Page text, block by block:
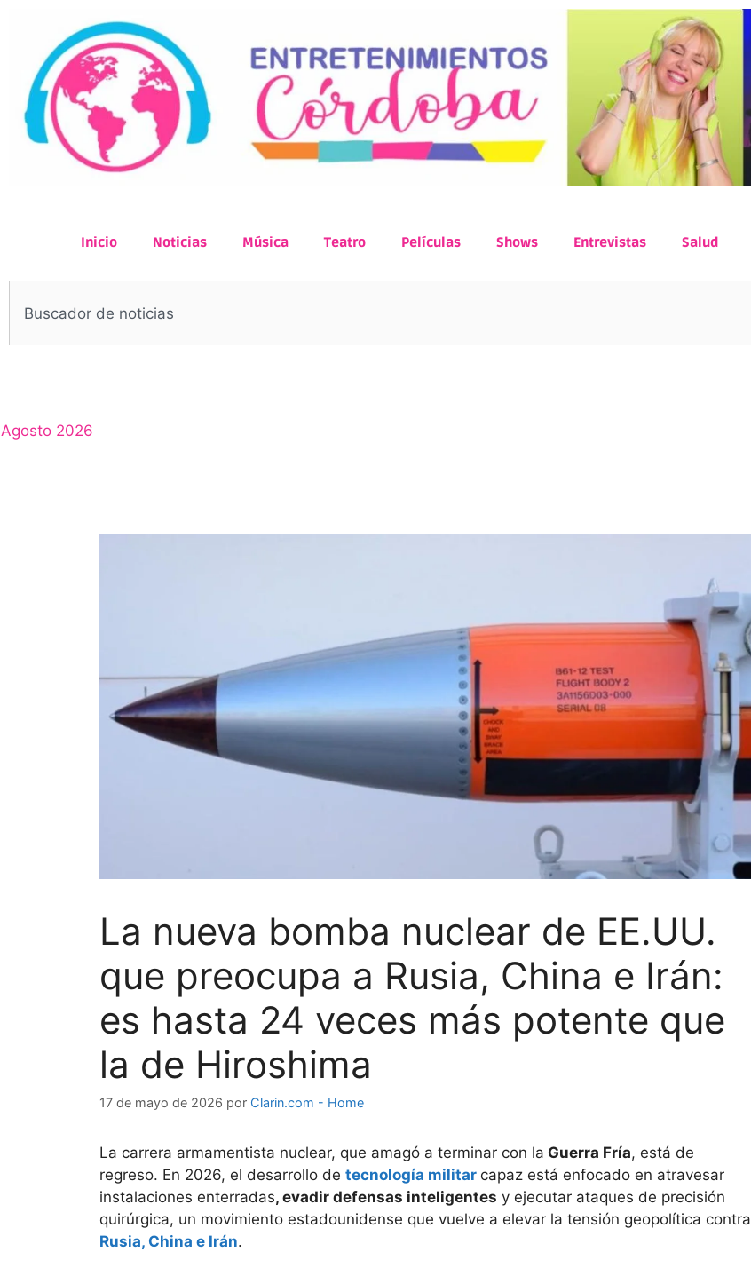
Inicio Noticias Música Teatro Películas Shows Entrevistas Salud
Agosto 2026
La nueva bomba nuclear de EE.UU.
que preocupa a Rusia, China e Irán:
es hasta 24 veces más potente que
la de Hiroshima
17 de mayo de 2026 por Clarin.com - Home
La carrera armamentista nuclear, que amagó a terminar con la Guerra Fría, está de
regreso. En 2026, el desarrollo de tecnología militar capaz está enfocado en atravesar
instalaciones enterradas, evadir defensas inteligentes y ejecutar ataques de precisión
quirúrgica, un movimiento estadounidense que vuelve a elevar la tensión geopolítica contra
Rusia, China e Irán.